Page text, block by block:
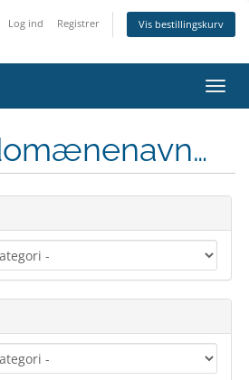
Log ind Registrer Vis bestillingskurv
Skift